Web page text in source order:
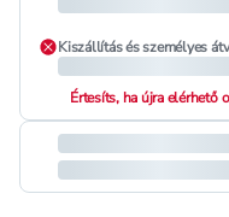
Kiszállítás és személyes
Értesíts, ha újra elérhető